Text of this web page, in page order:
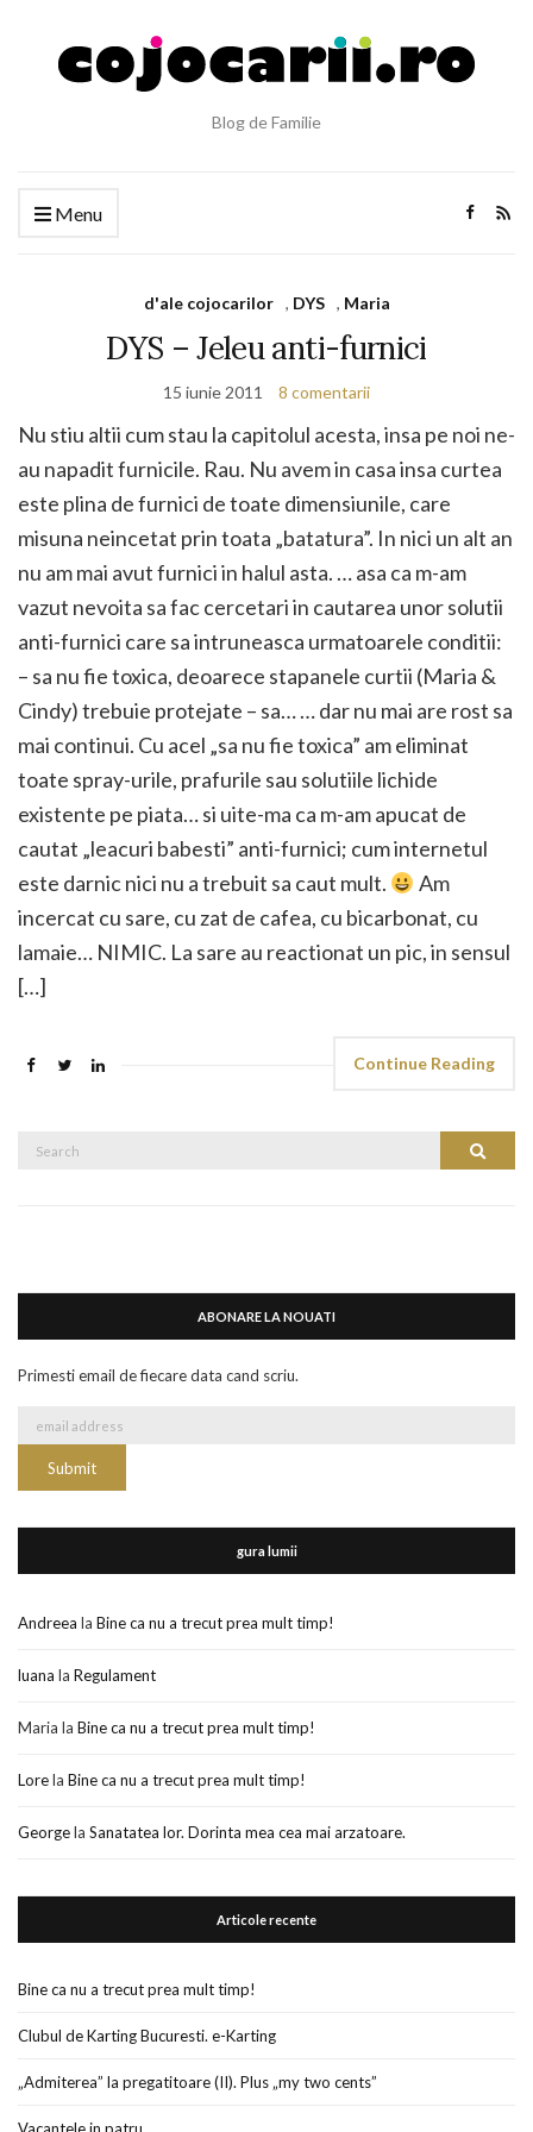
Blog de Familie
Menu
d'ale cojocarilor , DYS , Maria
DYS – Jeleu anti-furnici
15 iunie 2011 8 comentarii
Nu stiu altii cum stau la capitolul acesta, insa pe noi ne-
au napadit furnicile. Rau. Nu avem in casa insa curtea
este plina de furnici de toate dimensiunile, care
misuna neincetat prin toata „batatura”. In nici un alt an
nu am mai avut furnici in halul asta. … asa ca m-am
vazut nevoita sa fac cercetari in cautarea unor solutii
anti-furnici care sa intruneasca urmatoarele conditii:
– sa nu fie toxica, deoarece stapanele curtii (Maria &
Cindy) trebuie protejate – sa… … dar nu mai are rost sa
mai continui. Cu acel „sa nu fie toxica” am eliminat
toate spray-urile, prafurile sau solutiile lichide
existente pe piata… si uite-ma ca m-am apucat de
cautat „leacuri babesti” anti-furnici; cum internetul
este darnic nici nu a trebuit sa caut mult.
Am
incercat cu sare, cu zat de cafea, cu bicarbonat, cu
lamaie… NIMIC. La sare au reactionat un pic, in sensul
[…]
Continue Reading
Search
ABONARE LA NOUATI
Primesti email de fiecare data cand scriu.
gura lumii
Andreea la Bine ca nu a trecut prea mult timp!
luana la Regulament
Maria la Bine ca nu a trecut prea mult timp!
Lorela Bine ca nu a trecut prea mult timp!
Georgela Sanatatea lor. Dorinta mea cea mai arzatoare.
Articole recente
Bine ca nu a trecut prea mult timp!
Clubul de Karting Bucuresti. e-Karting
„Admiterea” la pregatitoare (II). Plus „my two cents”